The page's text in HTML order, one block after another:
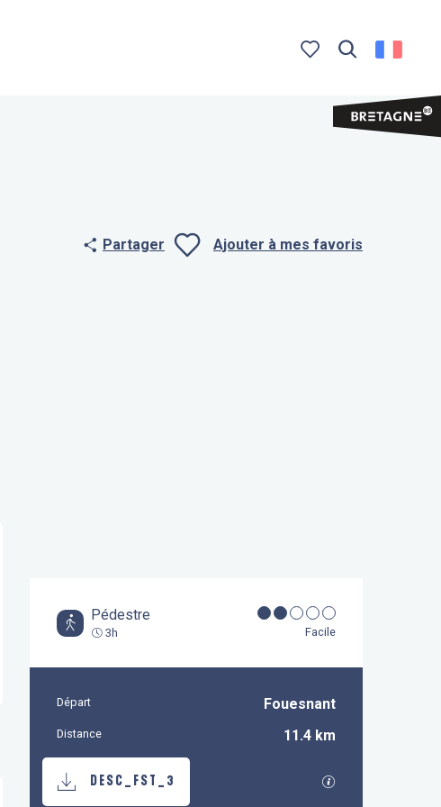
Partager Ajouter à mes favoris
Pédestre
3h Facile
Informations pratiques
Départ Fouesnant
Distance 11.4 km
Documentation
DESC_FST_3